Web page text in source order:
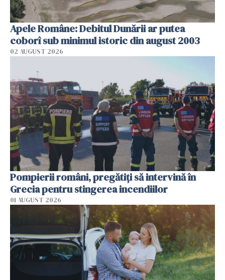
Apele Române: Debitul Dunării ar putea
coborî sub minimul istoric din august 2003
02 AUGUST 2026
Pompierii români, pregătiţi să intervină în
Grecia pentru stingerea incendiilor
01 AUGUST 2026